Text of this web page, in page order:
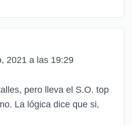
2021 a las 19:29
pero lleva el S.O. top
La lógica dice que si,